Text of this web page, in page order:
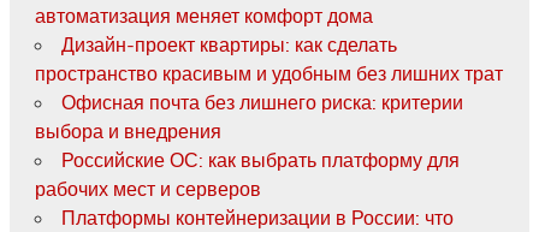
автоматизация меняет комфорт дома
Дизайн-проект квартиры: как сделать
пространство красивым и удобным без лишних трат
Офисная почта без лишнего риска: критерии
выбора и внедрения
Российские ОС: как выбрать платформу для
рабочих мест и серверов
Платформы контейнеризации в России: что